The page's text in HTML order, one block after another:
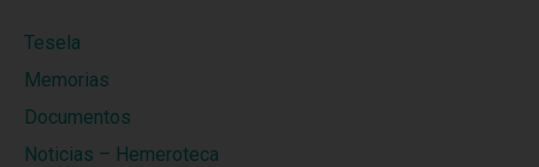
Tesela
Memorias
Documentos
Noticias – Hemeroteca